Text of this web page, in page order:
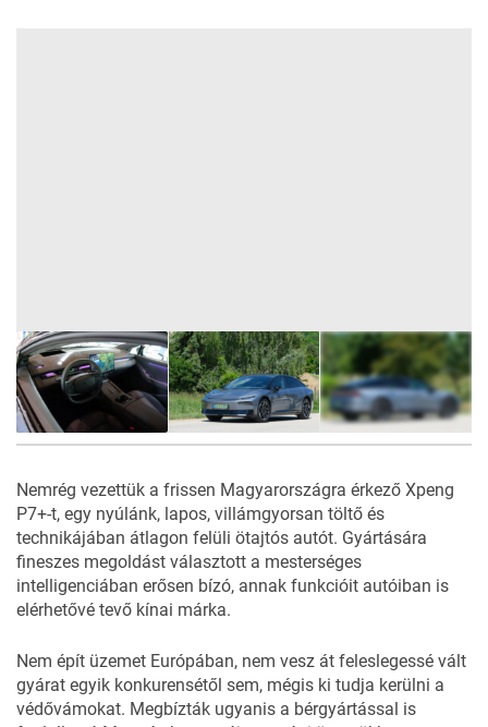
Nemrég vezettük a frissen Magyarországra érkező Xpeng
P7+-t, egy nyúlánk, lapos, villámgyorsan töltő és
technikájában átlagon felüli ötajtós autót. Gyártására
fineszes megoldást választott a mesterséges
intelligenciában erősen bízó, annak funkcióit autóiban is
elérhetővé tevő kínai márka.
Nem épít üzemet Európában, nem vesz át feleslegessé vált
gyárat egyik konkurensétől sem, mégis ki tudja kerülni a
védővámokat. Megbízták ugyanis a bérgyártással is